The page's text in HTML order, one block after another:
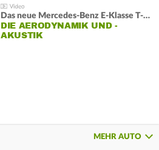
Das neue Mercedes-Benz E-Klasse T-Modell
DIE AERODYNAMIK UND -
AKUSTIK
MEHR AUTO